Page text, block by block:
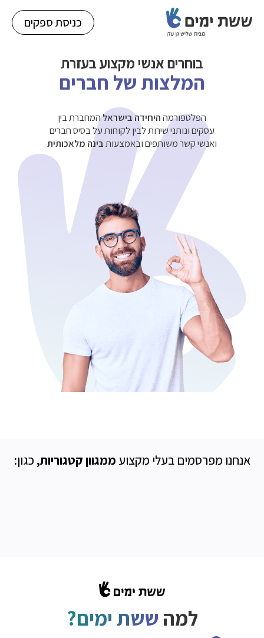
כניסת ספקים
בוחרים אנשימקצוע בעזרת
המלצות של חברים
הפלטפורמההיחידה בישראלהמחברת בין
עסקים ונותני שירות לבין לקוחות על בסיס חברים
ואנשי קשר משותפים ובאמצעותבינה מלאכותית
אנחנו מפרסמים בעלי מקצוע ממגוון קטגוריות, כגון:
למה ששת ימים?